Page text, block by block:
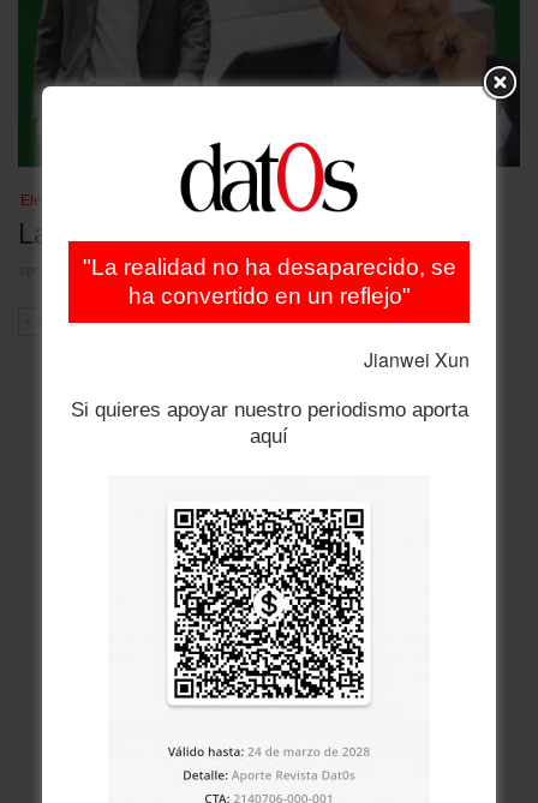
Elecciones Brasil 2026
Las nuevas encuestas
agosto 4, 2026
SIG
"La realidad no ha desaparecido, se
ha convertido en un reflejo"
Jianwei Xun
Si quieres apoyar nuestro periodismo aporta
aquí